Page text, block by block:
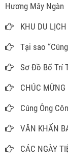
Hương Mây Ngàn
KHU DU
Tại sao
Sơ Đồ Bố Trí
CHÚC
Cúng Ông
VĂN KHẤN
CÁC NGÀY